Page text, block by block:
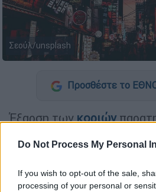
Do Not Process My Personal
If you wish to opt-out of the sale,
processing of your personal or
Σεούλ/unsplash
Προσθέστε το
Έξαρση τωνκοριών
ελέγχους σε ξενοδοχεία,
εξάπλωσης τους.